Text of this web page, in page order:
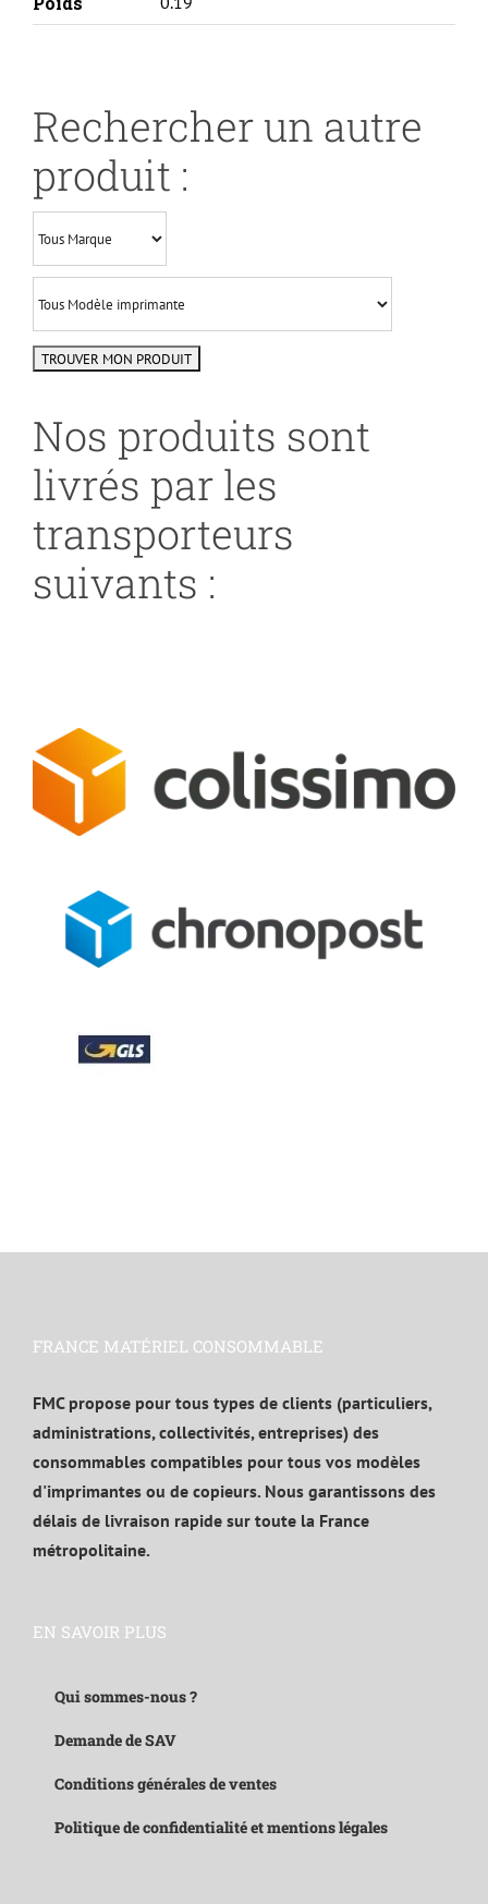
Rechercher un autre
produit :
Nos produits sont
livrés par les
transporteurs
suivants :
FRANCE MATÉRIEL CONSOMMABLE
FMC propose pour tous types de clients (particuliers,
administrations, collectivités, entreprises) des
consommables compatibles pour tous vos modèles
d'imprimantes ou de copieurs. Nous garantissons des
délais de livraison rapide sur toute la France
métropolitaine.
EN SAVOIR PLUS
Qui sommes-nous ?
Demande de SAV
Conditions générales de ventes
Politique de confidentialité et mentions légales